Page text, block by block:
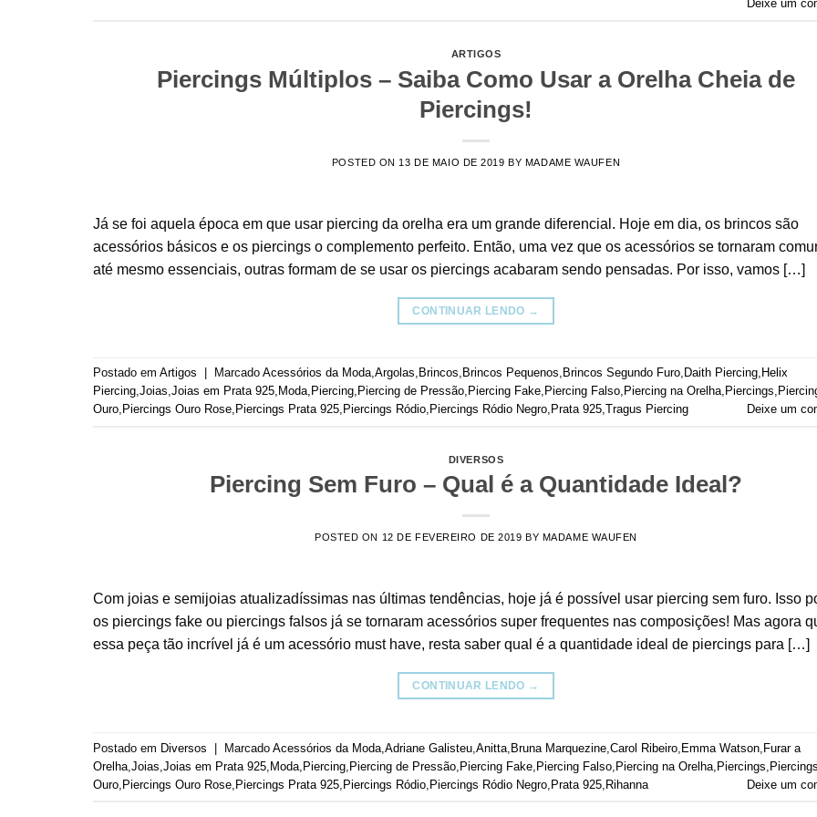
Deixe um
ARTIGOS
Piercings Múltiplos – Saiba Como Usar a Orelha Cheia de
Piercings!
POSTED ON 13 DE MAIO DE 2019 BY MADAME WAUFEN
Já se foi aquela época em que usar piercing da orelha era um grande diferencial. Hoje em dia, os brincos são
acessórios básicos e os piercings o complemento perfeito. Então, uma vez que os acessórios se tornaram
até mesmo essenciais, outras formam de se usar os piercings acabaram sendo pensadas. Por isso, vamos […]
CONTINUAR LENDO →
Postado em Artigos Marcado Acessórios da Moda,Argolas, Brincos, Brincos Pequenos, Brincos Segundo Furo, Daith Piercing, Helix
Piercing,Joias,Joias em Prata 925, Moda, Piercing, Piercing de Pressão, Piercing Fake, Piercing Falso, Piercing na Orelha, Piercings,
Ouro, Piercings Ouro Rose, Piercings Prata 925, Piercings Ródio, Piercings Ródio Negro, Prata 925,Tragus Piercing Deixe um
DIVERSOS
Piercing Sem Furo – Qual é a Quantidade Ideal?
POSTED ON 12 DE FEVEREIRO DE 2019 BY MADAME WAUFEN
Com joias e semijoias atualizadíssimas nas últimas tendências, hoje já é possível usar piercing sem furo. Isso
os piercings fake ou piercings falsos já se tornaram acessórios super frequentes nas composições! Mas agora
essa peça tão incrível já é um acessório must have, resta saber qual é a quantidade ideal de piercings para […]
CONTINUAR LENDO →
Postado em Diversos | Marcado Acessórios da Moda Adriane Galisteu Anitta Bruna Marquezine Carol Ribeiro Emma Watson Furar a
Orelha Joias Joias em Prata 925 Moda Piercing Piercing de Pressão Piercing Fake Piercing Falso Piercing na Orelha Piercings Piercings
Ouro Piercings Ouro Rose Piercings Prata 925 Piercings Ródio Piercings Ródio Negro Prata 925 Rihanna Deixe um